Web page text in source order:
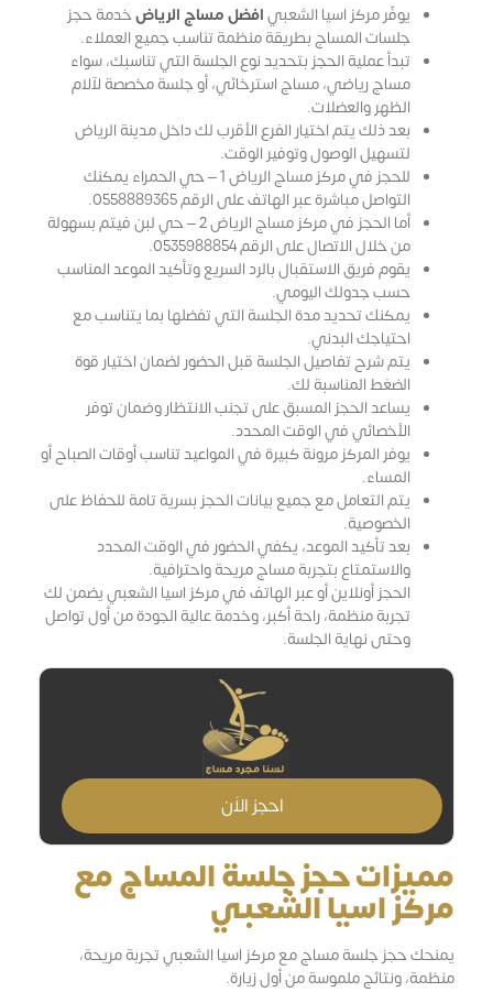
يوفّر مركز اسيا الشعبيافضل مساج الرياضخدمة حجز
جلسات المساج بطريقة منظمة تناسب جميع العملاء.
تبدأ عملية الحجز بتحديد نوع الجلسة التي تناسبك، سواء
مساج رياضي، مساج استرخائي، أو جلسة مخصصة لآلام
الظهر والعضلات.
بعد ذلك يتم اختيار الفرع الأقرب لك داخل مدينة الرياض
لتسهيل الوصول وتوفير الوقت.
للحجز في مركز مساج الرياض 1 – حي الحمراء يمكنك
التواصل مباشرة عبر الهاتف على الرقم 0558889365.
أما الحجز في مركز مساج الرياض 2 – حي لبن فيتم بسهولة
من خلال الاتصال على الرقم 0535988854.
يقوم فريق الاستقبال بالرد السريع وتأكيد الموعد المناسب
حسب جدولك اليومي.
يمكنك تحديد مدة الجلسة التي تفضلها بما يتناسب مع
احتياجك البدني.
يتم شرح تفاصيل الجلسة قبل الحضور لضمان اختيار قوة
الضغط المناسبة لك.
يساعد الحجز المسبق على تجنب الانتظار وضمان توفر
الأخصائي في الوقت المحدد.
يوفر المركز مرونة كبيرة في المواعيد تناسب أوقات الصباح أو
المساء.
يتم التعامل مع جميع بيانات الحجز بسرية تامة للحفاظ على
الخصوصية.
بعد تأكيد الموعد، يكفي الحضور في الوقت المحدد
والاستمتاع بتجربة مساج مريحة واحترافية.
الحجز أونلاين أو عبر الهاتف في مركز اسيا الشعبي يضمن لك
تجربة منظمة، راحة أكبر، وخدمة عالية الجودة من أول تواصل
وحتى نهاية الجلسة.
احجز الاَن
مميزات حجز جلسة المساج مع
مركز اسيا الشعبي
يمنحك حجز جلسة مساج مع مركز اسيا الشعبي تجربة مريحة،
منظمة، ونتائج ملموسة من أول زيارة.